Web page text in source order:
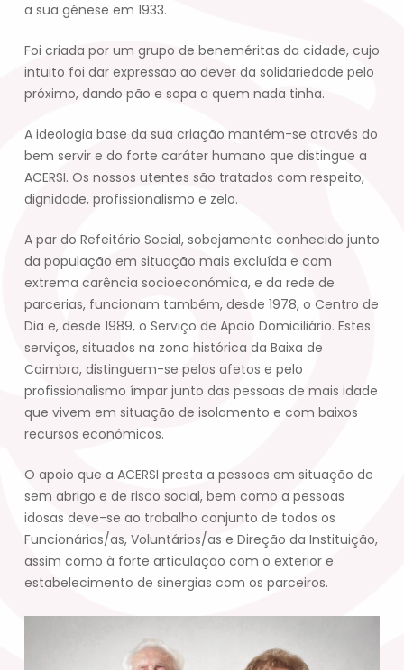
a sua génese em 1933.
Foi criada por um grupo de beneméritas da cidade, cujo
intuito foi dar expressão ao dever da solidariedade pelo
próximo, dando pão e sopa a quem nada tinha.
A ideologia base da sua criação mantém-se através do
bem servir e do forte caráter humano que distingue a
ACERSI. Os nossos utentes são tratados com respeito,
dignidade, profissionalismo e zelo.
A par do Refeitório Social, sobejamente conhecido junto
da população em situação mais excluída e com
extrema carência socioeconómica, e da rede de
parcerias, funcionam também, desde 1978, o Centro de
Dia e, desde 1989, o Serviço de Apoio Domiciliário. Estes
serviços, situados na zona histórica da Baixa de
Coimbra, distinguem-se pelos afetos e pelo
profissionalismo ímpar junto das pessoas de mais idade
que vivem em situação de isolamento e com baixos
recursos económicos.
O apoio que a ACERSI presta a pessoas em situação de
sem abrigo e de risco social, bem como a pessoas
idosas deve-se ao trabalho conjunto de todos os
Funcionários/as, Voluntários/as e Direção da Instituição,
assim como à forte articulação com o exterior e
estabelecimento de sinergias com os parceiros.